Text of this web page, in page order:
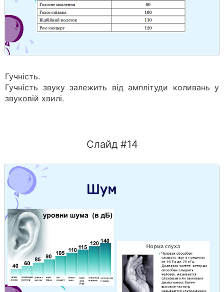
Гучність.
Гучність звуку залежить від амплітуди коливань у
звуковій хвилі.
Слайд #14